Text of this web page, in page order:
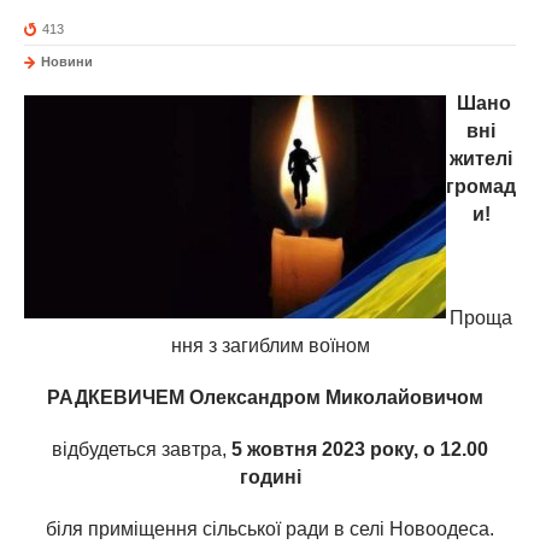
413
Новини
Шано
вні
жителі
громад
и!
Проща
ння з загиблим воїном
РАДКЕВИЧЕМ Олександром Миколайовичом
відбудеться завтра, 5 жовтня 2023 року, о 12.00
годині
біля приміщення сільської ради в селі Новоодеса.